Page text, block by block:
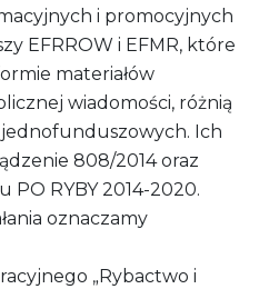
i promocyjnych
EFRROW i EFMR, które
materiałów
wiadomości, różnią
Ich
808/2014 oraz
PO RYBY 2014-2020.
oznaczamy
„Rybactwo i